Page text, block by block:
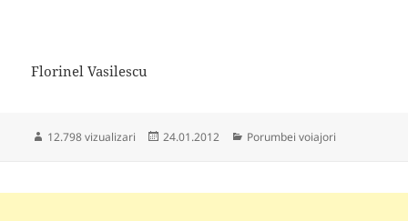
Florinel Vasilescu
12.798 vizualizari
Publicat
24.01.2012 Categorii
Porumbei voiajori